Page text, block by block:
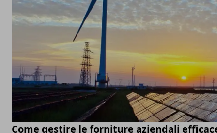
Come gestire le forniture aziendali